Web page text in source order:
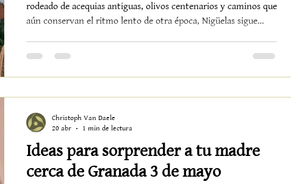
rodeado de acequias antiguas, olivos centenarios y caminos que
aún conservan el ritmo lento de otra época, Nigüelas sigue
consciente, sostenible y humano. La declaración de Municipio
sobre todo, una declaración de identidad. Una forma de decir
que este pequeño pueblo blanco ha sabido crecer sin perder su
Ideas para sorprender a tu madre
cerca de Granada 3 de mayo
Christoph Van Daele
20 abr
1 min de lectura